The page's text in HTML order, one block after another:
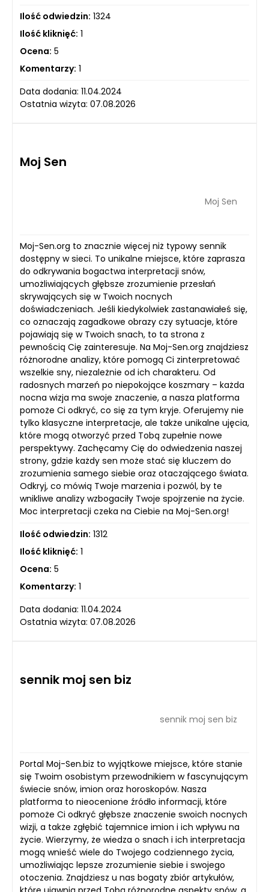
Ilość odwiedzin: 1324
Ilość kliknięć: 1
Ocena: 5
Komentarzy: 1
Data dodania: 11.04.2024
Ostatnia wizyta: 07.08.2026
Moj Sen
Moj Sen
Moj-Sen.org to znacznie więcej niż typowy sennik
dostępny w sieci. To unikalne miejsce, które zaprasza
do odkrywania bogactwa interpretacji snów,
umożliwiających głębsze zrozumienie przesłań
skrywających się w Twoich nocnych
doświadczeniach. Jeśli kiedykolwiek zastanawiałeś się,
co oznaczają zagadkowe obrazy czy sytuacje, które
pojawiają się w Twoich snach, to ta strona z
pewnością Cię zainteresuje. Na Moj-Sen.org znajdziesz
różnorodne analizy, które pomogą Ci zinterpretować
wszelkie sny, niezależnie od ich charakteru. Od
radosnych marzeń po niepokojące koszmary – każda
nocna wizja ma swoje znaczenie, a nasza platforma
pomoże Ci odkryć, co się za tym kryje. Oferujemy nie
tylko klasyczne interpretacje, ale także unikalne ujęcia,
które mogą otworzyć przed Tobą zupełnie nowe
perspektywy. Zachęcamy Cię do odwiedzenia naszej
strony, gdzie każdy sen może stać się kluczem do
zrozumienia samego siebie oraz otaczającego świata.
Odkryj, co mówią Twoje marzenia i pozwól, by te
wnikliwe analizy wzbogaciły Twoje spojrzenie na życie.
Moc interpretacji czeka na Ciebie na Moj-Sen.org!
Ilość odwiedzin: 1312
Ilość kliknięć: 1
Ocena: 5
Komentarzy: 1
Data dodania: 11.04.2024
Ostatnia wizyta: 07.08.2026
sennik moj sen biz
sennik moj sen biz
Portal Moj-Sen.biz to wyjątkowe miejsce, które stanie
się Twoim osobistym przewodnikiem w fascynującym
świecie snów, imion oraz horoskopów. Nasza
platforma to nieocenione źródło informacji, które
pomoże Ci odkryć głębsze znaczenie swoich nocnych
wizji, a także zgłębić tajemnice imion i ich wpływu na
życie. Wierzymy, że wiedza o snach i ich interpretacja
mogą wnieść wiele do Twojego codziennego życia,
umożliwiając lepsze zrozumienie siebie i swojego
otoczenia. Znajdziesz u nas bogaty zbiór artykułów,